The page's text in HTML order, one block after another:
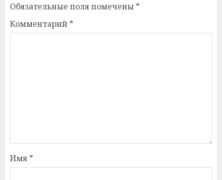
Обязательные поля помечены *
Комментарий *
Имя *